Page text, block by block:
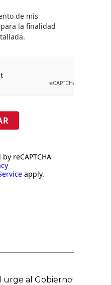
de mis
la finalidad
reCAPTCHA
apply.
urge al Gobierno